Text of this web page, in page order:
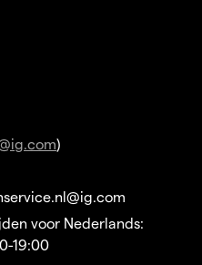
)
voor Nederlands:
19:00